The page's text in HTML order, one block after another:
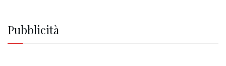
Pubblicità